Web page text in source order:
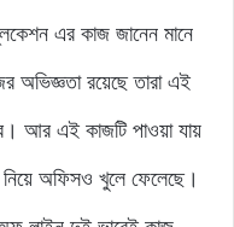
এর কাজ জানেন মানে
অভিজ্ঞতা রয়েছে তারা এই
আর এই কাজটি পাওয়া যায়
অফিসও খুলে ফেলেছে।